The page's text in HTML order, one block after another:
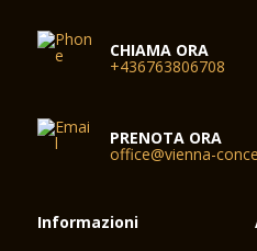
CHIAMA ORA
+436763806708
PRENOTA ORA
office@vienna-
Informazioni